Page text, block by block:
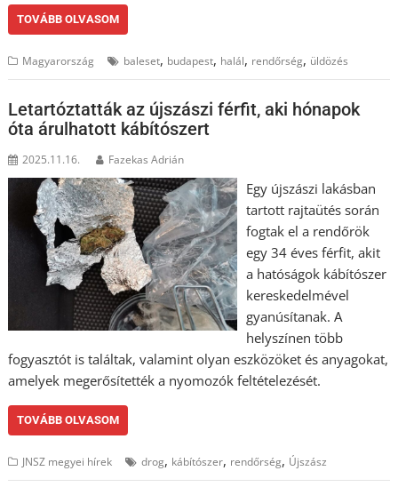
TOVÁBB OLVASOM
Magyarország baleset, budapest, halál, rendőrség, üldözés
Letartóztatták az újszászi férfit, aki hónapok
óta árulhatott kábítószert
2025.11.16. Fazekas Adrián
Egy újszászi lakásban
tartott rajtaütés során
fogtak el a rendőrök
egy 34 éves férfit, akit
a hatóságok kábítószer
kereskedelmével
gyanúsítanak. A
helyszínen több
fogyasztót is találtak, valamint olyan eszközöket és anyagokat,
amelyek megerősítették a nyomozók feltételezését.
TOVÁBB OLVASOM
JNSZ megyei hírek drog, kábítószer, rendőrség, Újszász